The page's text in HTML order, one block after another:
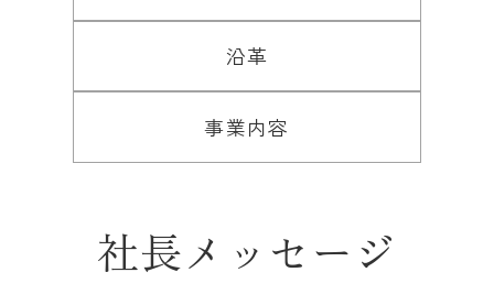
沿革
事業内容
社長メッセージ